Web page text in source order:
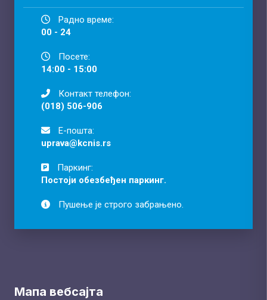
Радно време:
00 - 24
Посете:
14:00 - 15:00
Контакт телефон:
(018) 506-906
Е-пошта:
uprava@kcnis.rs
Паркинг:
Постоји обезбеђен паркинг.
Пушење је строго забрањено.
Мапа вебсајта